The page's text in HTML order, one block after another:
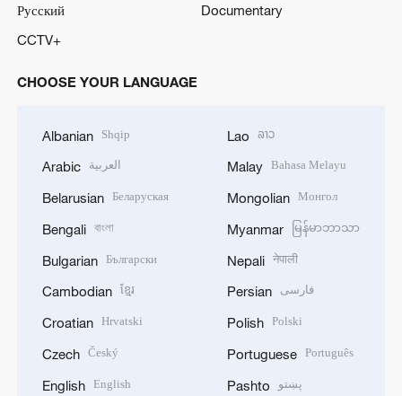
Русский
Documentary
CCTV+
CHOOSE YOUR LANGUAGE
Albanian Shqip
Arabic العربية
Belarusian Беларуская
Bengali বাংলা
Bulgarian Български
Cambodian ខ្មែរ
Croatian Hrvatski
Czech Český
English English
Lao ລາວ
Malay Bahasa Melayu
Mongolian Монгол
Myanmar မြန်မာဘာသာ
Nepali नेपाली
Persian فارسی
Polish Polski
Portuguese Português
Pashto پښتو